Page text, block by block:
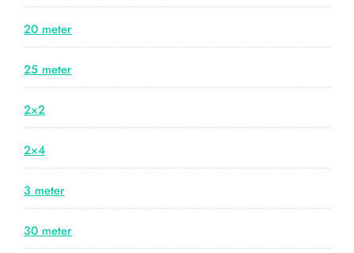
20 meter
25 meter
2×2
2×4
3 meter
30 meter